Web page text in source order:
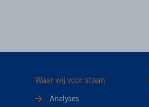
Waar wij voor staan
Analyses